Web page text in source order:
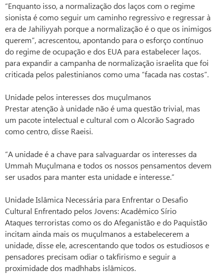
“Enquanto isso, a normalização dos laços com o regime
sionista é como seguir um caminho regressivo e regressar à
era de Jahiliyyah porque a normalização é o que os inimigos
querem”, acrescentou, apontando para o esforço contínuo
do regime de ocupação e dos EUA para estabelecer laços.
para expandir a campanha de normalização israelita que foi
criticada pelos palestinianos como uma “facada nas costas”.
Unidade pelos interesses dos muçulmanos
Prestar atenção à unidade não é uma questão trivial, mas
um pacote intelectual e cultural com o Alcorão Sagrado
como centro, disse Raeisi.
“A unidade é a chave para salvaguardar os interesses da
Ummah Muçulmana e todos os nossos pensamentos devem
ser usados para manter esta unidade e interesse.”
Unidade Islâmica Necessária para Enfrentar o Desafio
Cultural Enfrentado pelos Jovens: Acadêmico Sírio
Ataques terroristas como os do Afeganistão e do Paquistão
incitam ainda mais os muçulmanos a estabelecerem a
unidade, disse ele, acrescentando que todos os estudiosos e
pensadores precisam odiar o takfirismo e seguir a
proximidade dos madhhabs islâmicos.